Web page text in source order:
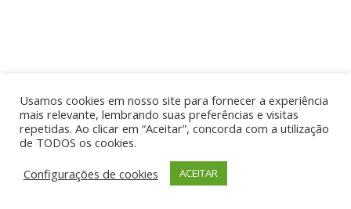
Usamos cookies em nosso site para fornecer a experiência
mais relevante, lembrando suas preferências e visitas
repetidas. Ao clicar em “Aceitar”, concorda com a utilização
de TODOS os cookies.
Configurações de cookies
ACEITAR